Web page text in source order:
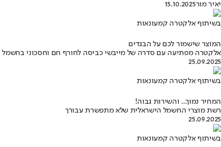
יאיר מור15.10.2025
בשיתוף אלקטרה קמעונאות
המוצר שישמור לכם על הבגדים
אלקטרה מפתיעה עם סדרה של מייבשי כביסה לחורף חם וחסכוני בחשמל
25.09.2025
בשיתוף אלקטרה קמעונאות
המחיר נמוך... והשירות גבוה!
רשת מוצרי החשמל הישראלית שלא מתפשרת עבורך
25.09.2025
בשיתוף אלקטרה קמעונאות